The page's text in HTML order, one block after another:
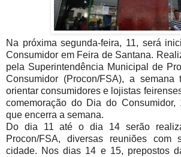
Na próxima segunda-feira, 11, será
Consumidor em Feira de Santana.
pela Superintendência Municipal de
Consumidor (Procon/FSA), a semana
orientar consumidores e lojistas
comemoração do Dia do Consumidor,
que encerra a semana.
Do dia 11 até o dia 14 serão
Procon/FSA, diversas reuniões com
cidade. Nos dias 14 e 15, prepostos